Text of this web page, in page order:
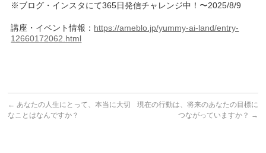
※ブログ・インスタにて365日発信チャレンジ中！〜2025/8/9
講座・イベント情報： https://ameblo.jp/yummy-ai-land/entry-
12660172062.html
← あなたの人生にとって、本当に大切
なことはなんですか？
現在の行動は、将来のあなたの目標に
つながっていますか？ →